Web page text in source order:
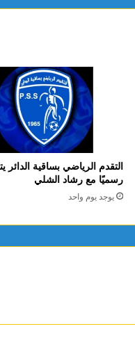
التقدم الرياضي بساقية الدائر
رسميًا مع رشاد الشلي
يوجد يوم واحد